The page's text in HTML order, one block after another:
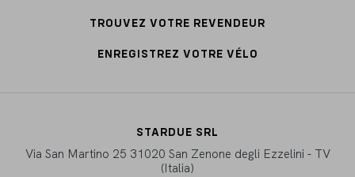
TROUVEZ VOTRE REVENDEUR
ENREGISTREZ VOTRE VÉLO
STARDUE SRL
Via San Martino 25 31020 San Zenone degli Ezzelini - TV
(Italia)